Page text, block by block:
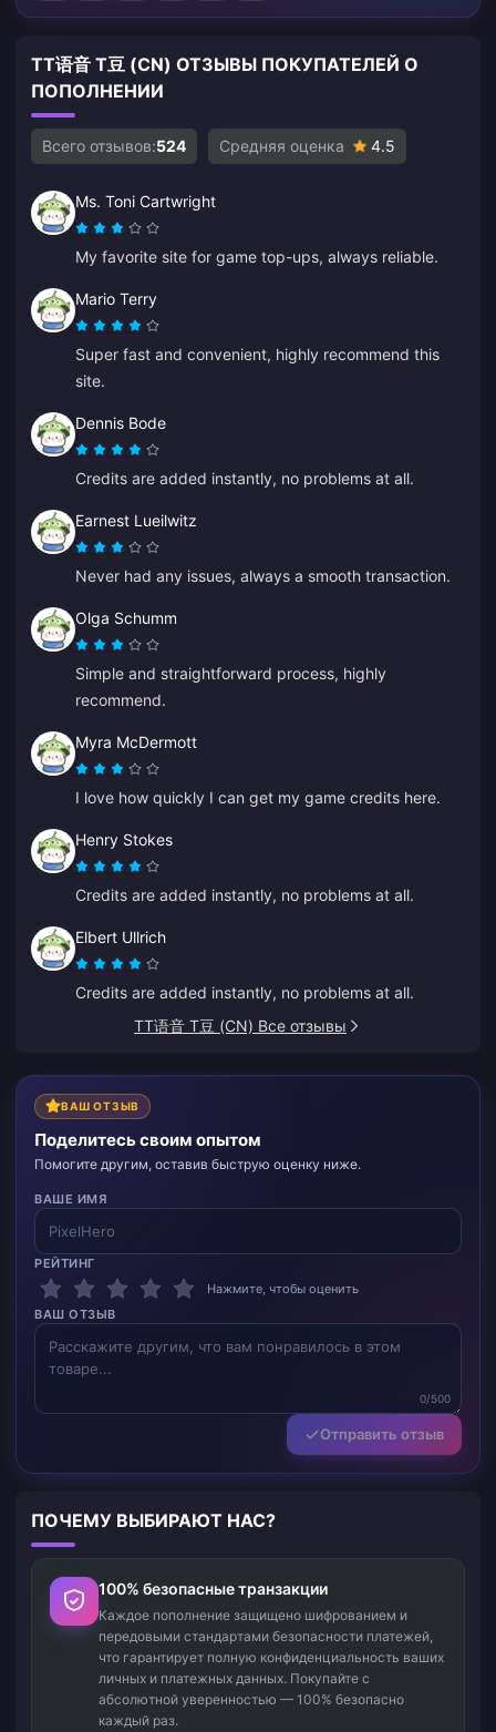
TT语音 T豆 (CN) ОТЗЫВЫ ПОКУПАТЕЛЕЙ О
ПОПОЛНЕНИИ
Всего отзывов:524 Средняя оценка 4.5
Ms. Toni Cartwright
My favorite site for game top-ups, always reliable.
Mario Terry
Super fast and convenient, highly recommend this
site.
Dennis Bode
Credits are added instantly, no problems at all.
Earnest Lueilwitz
Never had any issues, always a smooth transaction.
Olga Schumm
Simple and straightforward process, highly
recommend.
Myra McDermott
I love how quickly I can get my game credits here.
Henry Stokes
Credits are added instantly, no problems at all.
Elbert Ullrich
Credits are added instantly, no problems at all.
TT语音 T豆 (CN) Все отзывы
ВАШ ОТЗЫВ
Поделитесь своим опытом
Помогите другим, оставив быструю оценку ниже.
ВАШЕ ИМЯ
РЕЙТИНГ
Нажмите, чтобы оценить
ВАШ ОТЗЫВ
0/500
Отправить отзыв
ПОЧЕМУ ВЫБИРАЮТ НАС?
100% безопасные транзакции
Каждое пополнение защищено шифрованием и
передовыми стандартами безопасности платежей,
что гарантирует полную конфиденциальность ваших
личных и платежных данных. Покупайте с
абсолютной уверенностью — 100% безопасно
каждый раз.